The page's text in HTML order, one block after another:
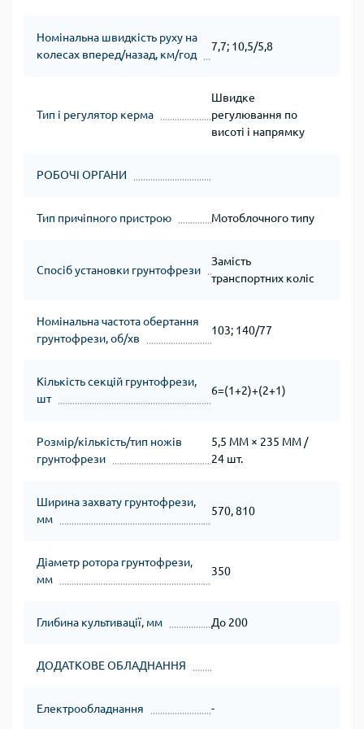
Номінальна швидкість руху на
колесах вперед/назад, км/год
7,7; 10,5/5,8
Тип і регулятор керма
Швидке
регулювання по
висоті і напрямку
РОБОЧІ ОРГАНИ
Тип причіпного пристрою Мотоблочного типу
Спосіб установки грунтофрези
Замість
транспортних коліс
Номінальна частота обертання
грунтофрези, об/хв
103; 140/77
Кількість секцій грунтофрези,
шт
6=(1+2)+(2+1)
Розмір/кількість/тип ножів
грунтофрези
5,5 ММ × 235 ММ /
24 шт.
Ширина захвату грунтофрези,
мм
570, 810
Діаметр ротора грунтофрези,
мм
350
Глибина культивації, мм До 200
ДОДАТКОВЕ ОБЛАДНАННЯ
Електрообладнання -